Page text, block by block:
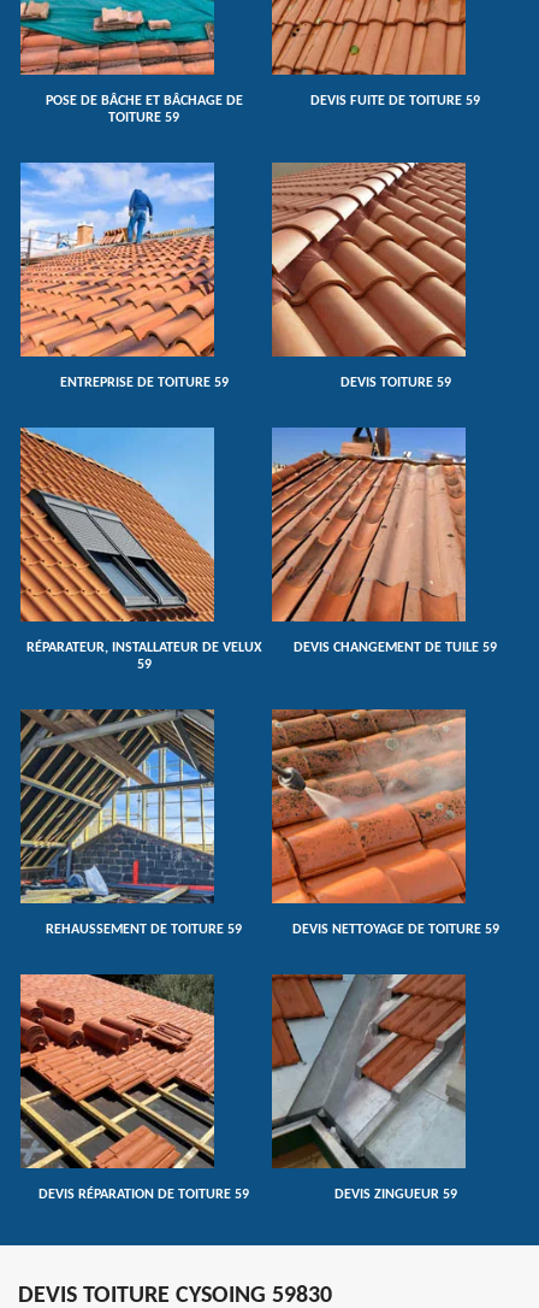
POSE DE BÂCHE ET BÂCHAGE DE
TOITURE 59
DEVIS FUITE DE TOITURE 59
ENTREPRISE DE TOITURE 59 DEVIS TOITURE 59
RÉPARATEUR, INSTALLATEUR DE VELUX
59
DEVIS CHANGEMENT DE TUILE 59
REHAUSSEMENT DE TOITURE 59 DEVIS NETTOYAGE DE TOITURE 59
DEVIS RÉPARATION DE TOITURE 59 DEVIS ZINGUEUR 59
DEVIS TOITURE CYSOING 59830